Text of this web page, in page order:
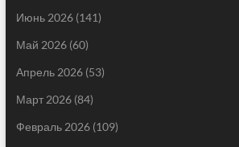
Июнь 2026(141)
Май 2026(60)
Апрель 2026(53)
Март 2026(84)
Февраль 2026(109)